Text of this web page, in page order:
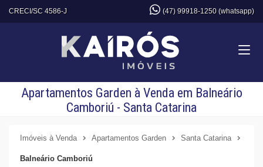
CRECI/SC 4586-J (47) 99918-1250 (whatsapp)
Apartamentos Garden à Venda em Balneário
Camboriú - Santa Catarina
Imóveis à Venda Apartamentos Garden Santa Catarina
Balneário Camboriú